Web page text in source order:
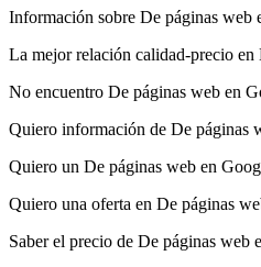
Información sobre De páginas web
La mejor relación calidad-precio
No encuentro De páginas web en
Quiero información de De páginas
Quiero un De páginas web en
Quiero una oferta en De páginas
Saber el precio de De páginas web